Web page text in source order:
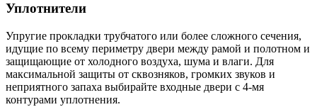
Уплотнители
Упругие прокладки трубчатого или более сложного сечения,
идущие по всему периметру двери между рамой и полотном и
защищающие от холодного воздуха, шума и влаги. Для
максимальной защиты от сквозняков, громких звуков и
неприятного запаха выбирайте входные двери с 4-мя
контурами уплотнения.